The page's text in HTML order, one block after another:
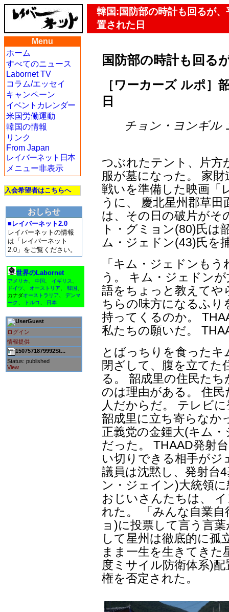
韓国:国防部の時計も回るが
置された日
Menu
ホーム
すべてのニュース
Labornet TV
コラム/エッセイ
キャンペーン
イベントカレンダー
米国労働運動
韓国の情報
リンク
From Japan
レイバーネット日本
メニュー非表示
入会希望者はこちらへ
おしらせ
■レイバーネット2.0
レイバーネットの情報
は「レイバーネット
2.0」をご覧ください。
世界のLabornet
アメリカ 中国 イギリス
ドイツ
オーストリア 韓国
カナダオーストラリア
デンマ
ーク
トルコ 日本
Guest
ログイン
情報提供
1507571879992St...
Status: published
View
国防部の時計も回る
［ワーカーズ ルポ］
日
チョン・ヨンギル
つぶれたテント、片方
服が墓になった。 家
戦いを準備した映画「
うに、 慶北星州郡草
は、その日の破片がそ
ト・グミョン(80)氏は
ム・ジェドン(43)氏を
「キム・ジェドンも
う。 キム・ジェドン
語をちょっと教えてや
ちらの味方になるふり
持ってくるのか。
私たちの願いだ。
とばっちりを食った
閉ざして、腹を立てた
る。 韶成里の住民た
のは理由がある。 住
人だからだ。 テレビ
韶成里に立ち寄らなか
正義党の金鍾大(キム
だった。 THAAD発射
い切りできる相手がジ
議員は沈黙し、発射台
ン・ジェイン)大統領
おじいさんたちは、
れた。 「みんな自業
ョ)に投票して言う言
して星州は徹底的に孤
まま一生を生きてきた
度ミサイル防衛体系)
権を否定された。